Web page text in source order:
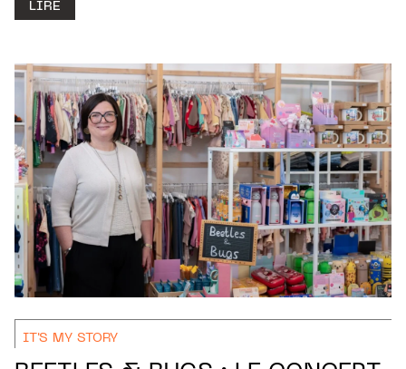
LIRE
IT'S MY STORY